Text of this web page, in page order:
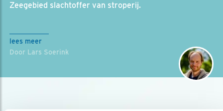
Zeegebied slachtoffer van stroperij.
lees meer
Door Lars Soerink